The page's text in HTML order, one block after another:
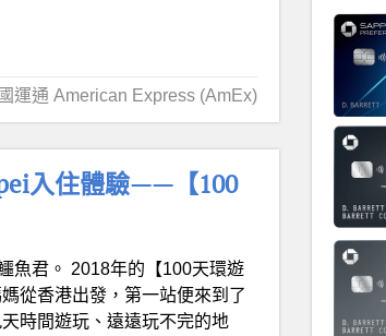
運通 American Express (AmEx)
入住體驗——【100
魚君。 2018年的【100天環遊
從香港出發，第一站便來到了
時間遊玩、遠遠玩不完的地